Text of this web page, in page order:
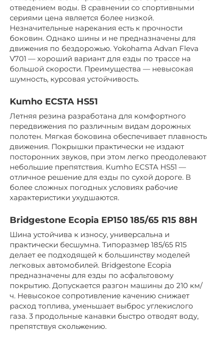
отведением воды. В сравнении со спортивными
сериями цена является более низкой.
Незначительные нарекания есть к прочности
боковин. Однако шины и не предназначены для
движения по бездорожью. Yokohama Advan Fleva
V701 — хороший вариант для езды по трассе на
большой скорости. Преимущества — невысокая
шумность, курсовая устойчивость.
Kumho ECSTA HS51
Летняя резина разработана для комфортного
передвижения по различным видам дорожных
полотен. Мягкая боковина обеспечивает плавность
движения. Покрышки практически не издают
посторонних звуков, при этом легко преодолевают
небольшие препятствия. Kumho ECSTA HS51 —
отличное решение для езды по сухой дороге. В
более сложных погодных условиях рабочие
характеристики ухудшаются.
Bridgestone Ecopia EP150 185/65 R15 88H
Шина устойчива к износу, универсальна и
практически бесшумна. Типоразмер 185/65 R15
делает ее подходящей к большинству моделей
легковых автомобилей. Bridgestone Ecopia
предназначены для езды по асфальтовому
покрытию. Допускается разгон машины до 210 км/
ч. Невысокое сопротивление качению снижает
расход топлива, уменьшает выброс углекислого
газа. 3 продольные канавки быстро отводят воду,
препятствуя скольжению.